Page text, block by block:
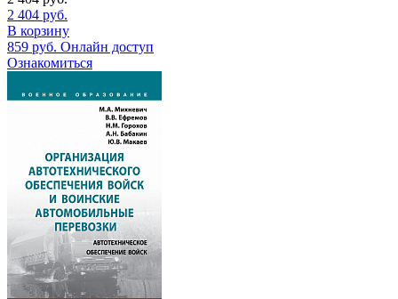
2 404 руб.
В корзину
859 руб. Онлайн доступ
Ознакомиться